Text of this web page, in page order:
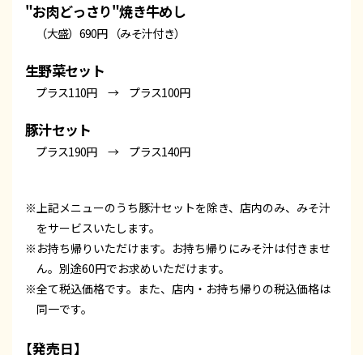
"お肉どっさり"焼き牛めし
（大盛）690円 （みそ汁付き）
生野菜セット
プラス110円 → プラス100円
豚汁セット
プラス190円 → プラス140円
※上記メニューのうち豚汁セットを除き、店内のみ、みそ汁
をサービスいたします。
※お持ち帰りいただけます。お持ち帰りにみそ汁は付きませ
ん。別途60円でお求めいただけます。
※全て税込価格です。また、店内・お持ち帰りの税込価格は
同一です。
【発売日】